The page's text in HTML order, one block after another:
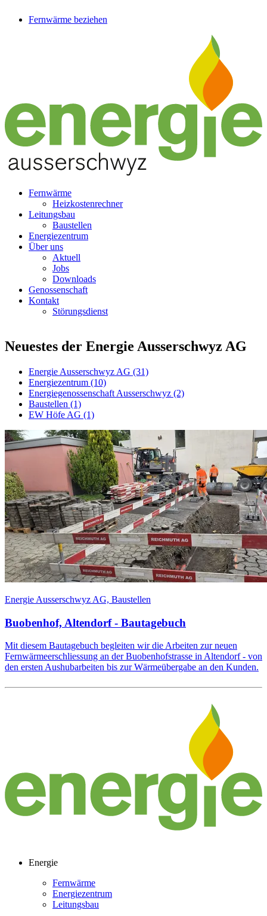
Fernwärme beziehen
Fernwärme
Heizkostenrechner
Leitungsbau
Baustellen
Energiezentrum
Über uns
Aktuell
Jobs
Downloads
Genossenschaft
Kontakt
Störungsdienst
Neuestes der Energie Ausserschwyz AG
Energie Ausserschwyz AG (31)
Energiezentrum (10)
Energiegenossenschaft Ausserschwyz (2)
Baustellen (1)
EW Höfe AG (1)
Energie Ausserschwyz AG, Baustellen
Buobenhof, Altendorf - Bautagebuch
Mit diesem Bautagebuch begleiten wir die Arbeiten zur neuen
Fernwärmeerschliessung an der Buobenhofstrasse in Altendorf - von
den ersten Aushubarbeiten bis zur Wärmeübergabe an den Kunden.
Energie
Fernwärme
Energiezentrum
Leitungsbau